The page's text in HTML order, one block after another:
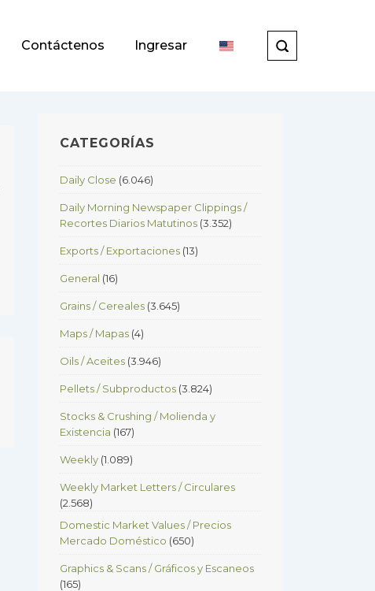
Contáctenos Ingresar
CATEGORÍAS
Daily Close (6.046)
Daily Morning Newspaper Clippings /
Recortes Diarios Matutinos (3.352)
Exports / Exportaciones (13)
General (16)
Grains / Cereales (3.645)
Maps / Mapas (4)
Oils / Aceites (3.946)
Pellets / Subproductos (3.824)
Stocks & Crushing / Molienda y
Existencia (167)
Weekly (1.089)
Weekly Market Letters / Circulares
(2.568)
Domestic Market Values / Precios
Mercado Doméstico (650)
Graphics & Scans / Gráficos y Escaneos
(165)